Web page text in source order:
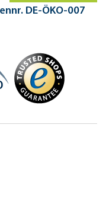
DE-ÖKO-007